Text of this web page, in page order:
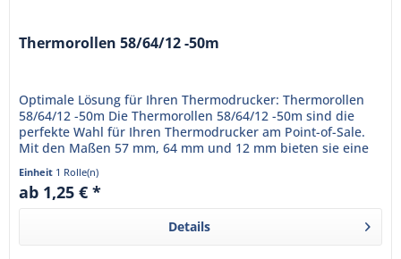
Thermorollen 58/64/12 -50m
Optimale Lösung für Ihren Thermodrucker: Thermorollen
58/64/12 -50m Die Thermorollen 58/64/12 -50m sind die
perfekte Wahl für Ihren Thermodrucker am Point-of-Sale.
Mit den Maßen 57 mm, 64 mm und 12 mm bieten sie eine
Einheit 1 Rolle(n)
ab 1,25 € *
Details